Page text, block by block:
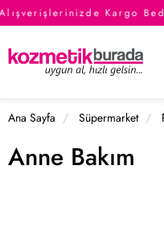
Kargo
Ana Sayfa Süpermarket
Anne Bakım